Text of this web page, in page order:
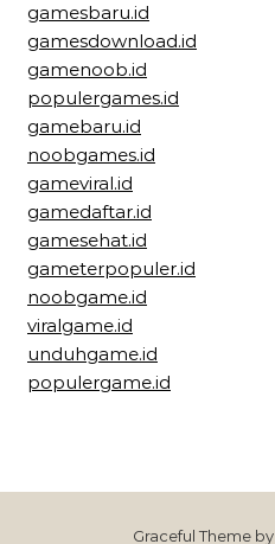
gamesbaru.id
gamesdownload.id
gamenoob.id
populergames.id
gamebaru.id
noobgames.id
gameviral.id
gamedaftar.id
gamesehat.id
gameterpopuler.id
noobgame.id
viralgame.id
unduhgame.id
populergame.id
Graceful Theme by